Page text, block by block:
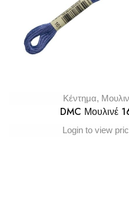
Κέντημα,
DMC Μουλινέ
Login to view